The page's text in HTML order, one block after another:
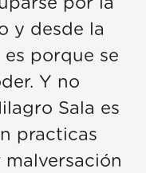
y desde la
es porque se
Y no
Sala es
practicas